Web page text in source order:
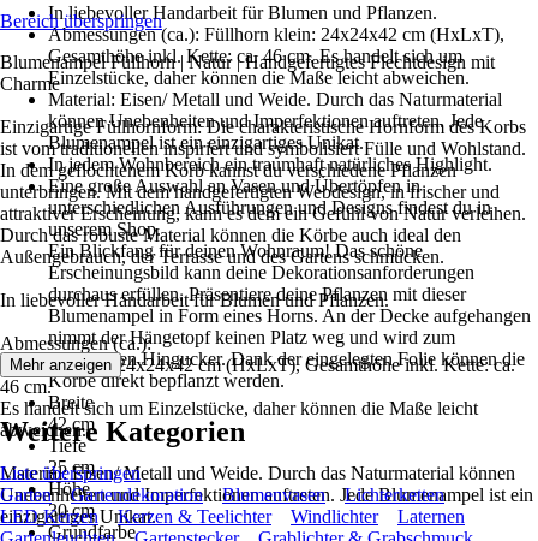
In liebevoller Handarbeit für Blumen und Pflanzen.
Abmessungen (ca.): Füllhorn klein: 24x24x42 cm (HxLxT),
Gesamthöhe inkl. Kette: ca. 46 cm. Es handelt sich um
Einzelstücke, daher können die Maße leicht abweichen.
Material: Eisen/ Metall und Weide. Durch das Naturmaterial
können Unebenheiten und Imperfektionen auftreten. Jede
Blumenampel ist ein einzigartiges Unikat.
In jedem Wohnbereich ein traumhaft natürliches Highlight.
Eine große Auswahl an Vasen und Übertöpfen in
unterschiedlichen Ausführungen und Designs findest du in
unserem Shop.
Ein Blickfang für deinen Wohnraum! Das schöne
Erscheinungsbild kann deine Dekorationsanforderungen
durchaus erfüllen. Präsentiere deine Pflanzen mit dieser
Blumenampel in Form eines Horns. An der Decke aufgehangen
nimmt der Hängetopf keinen Platz weg und wird zum
garantierten Hingucker. Dank der eingelegten Folie können die
Körbe direkt bepflanzt werden.
Breite
42 cm
Tiefe
25 cm
Höhe
30 cm
Grundfarbe
Bereich überspringen
Blumenampel Füllhorn | Natur | Handgefertigtes Flechtdesign mit
Charme
Einzigartige Füllhornform: Die charakteristische Hornform des Korbs
ist vom traditionellen inspiriert und symbolisiert Fülle und Wohlstand.
In dem geflochtenem Korb kannst du verschiedene Pflanzen
unterbringen. Mit dem handgefertigten Webdesign, in frischer und
attraktiver Erscheinung, kann es dem ein Gefühl von Natur verleihen.
Durch das robuste Material können die Körbe auch ideal den
Außengebrauch, der Terrasse und des Gartens schmücken.
In liebevoller Handarbeit für Blumen und Pflanzen.
Abmessungen (ca.):
Füllhorn klein: 24x24x42 cm (HxLxT), Gesamthöhe inkl. Kette: ca.
46 cm.
Es handelt sich um Einzelstücke, daher können die Maße leicht
abweichen.
Material: Eisen/ Metall und Weide. Durch das Naturmaterial können
Unebenheiten und Imperfektionen auftreten. Jede Blumenampel ist ein
einzigartiges Unikat.
Mehr anzeigen
Weitere Kategorien
Liste überspringen
Garten
Gartendekoration Blumenvasen
Lichterketten
LED Kerzen
Kerzen & Teelichter Windlichter
Laternen